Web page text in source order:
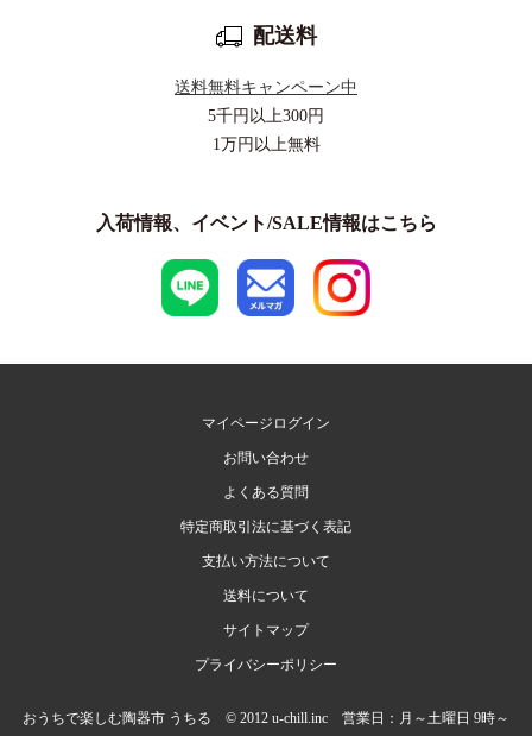
配送料
送料無料キャンペーン中
5千円以上300円
1万円以上無料
入荷情報、イベント/SALE情報はこちら
マイページログイン
お問い合わせ
よくある質問
特定商取引法に基づく表記
支払い方法について
送料について
サイトマップ
プライバシーポリシー
おうちで楽しむ陶器市 うちる © 2012 u-chill.inc 営業日：月～土曜日 9時～